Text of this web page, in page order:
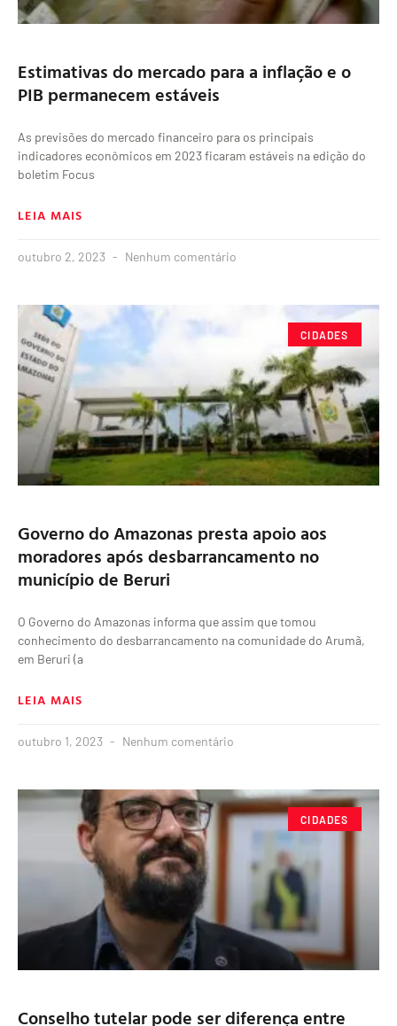
Estimativas do mercado para a inflação e o
PIB permanecem estáveis
As previsões do mercado financeiro para os principais
indicadores econômicos em 2023 ficaram estáveis na edição do
boletim Focus
LEIA MAIS
outubro 2, 2023 Nenhum comentário
CIDADES
Governo do Amazonas presta apoio aos
moradores após desbarrancamento no
município de Beruri
O Governo do Amazonas informa que assim que tomou
conhecimento do desbarrancamento na comunidade do Arumã,
em Beruri (a
LEIA MAIS
outubro 1, 2023 Nenhum comentário
CIDADES
Conselho tutelar pode ser diferença entre